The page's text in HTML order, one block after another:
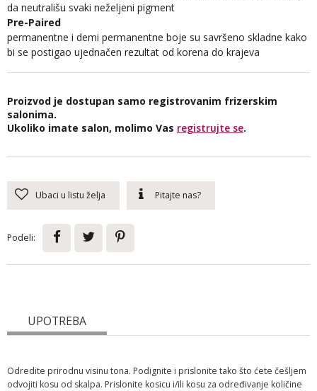
da neutrališu svaki neželjeni pigment
Pre-Paired
permanentne i demi permanentne boje su savršeno skladne kako
bi se postigao ujednačen rezultat od korena do krajeva
Proizvod je dostupan samo registrovanim frizerskim
salonima.
Ukoliko imate salon, molimo Vas registrujte se.
Ubaci u listu želja Pitajte nas?
Podeli:
UPOTREBA
Odredite prirodnu visinu tona. Podignite i prislonite tako što ćete češljem
odvojiti kosu od skalpa. Prislonite kosicu i/ili kosu za određivanje količine